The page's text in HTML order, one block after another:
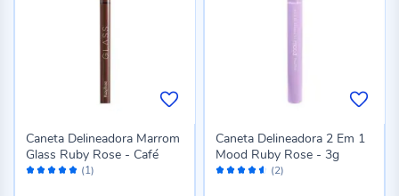
Avaliação: (1)
Caneta Delineadora Marrom
Glass Ruby Rose - Café
Avaliação: (2)
Caneta Delineadora 2 Em 1
Mood Ruby Rose - 3g